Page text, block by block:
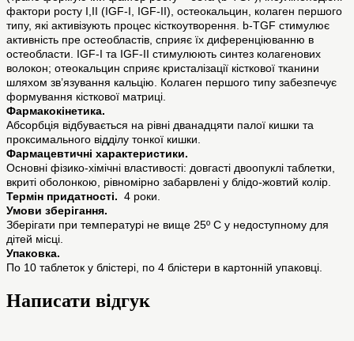
фактори росту I,II (IGF-I, IGF-II), остеокальцин, колаген першого
типу, які активізують процес кісткоутворення. b-TGF стимулює
активність пре остеобластів, сприяє їх диференціюванню в
остеобласти. IGF-I та IGF-II стимулюють синтез колагенових
волокон; отеокальцин сприяє кристалізації кісткової тканини
шляхом зв’язування кальцію. Колаген першого типу забезпечує
формування кісткової матриці.
Фармакокінетика.
Абсорбція відбувається на рівні дванадцяти палої кишки та
проксимального відділу тонкої кишки.
Фармацевтичні характеристики.
Основні фізико-хімічні властивості: довгасті двоопуклі таблетки,
вкриті оболонкою, рівномірно забарвлені у блідо-жовтий колір.
Термін придатності. 4 роки.
Умови зберігання.
Зберігати при температурі не вище 25º С у недоступному для
дітей місці.
Упаковка.
По 10 таблеток у блістері, по 4 блістери в картонній упаковці.
Написати відгук